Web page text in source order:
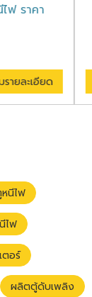
ฟ ราคา
ายละเอียด
นีไฟ
ไฟ
ตอร์
ผลิตตู้ดับเพลิง